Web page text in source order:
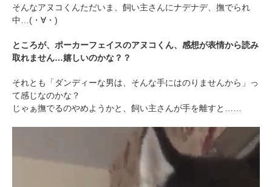
そんなアヌコくんただいま、飼い主さんにナデナデ、撫でられ
中…(・∀・)
ところが、ポーカーフェイスのアヌコくん、感想が表情から読み
取れません…嬉しいのかな？？
それとも「ダンディーな男は、そんな手にはのりませんから」っ
て感じなのかな？
じゃぁ撫でるのやめようかと、飼い主さんが手を離すと……
PECOアプリをダウンロード済みの方
アプリで開く